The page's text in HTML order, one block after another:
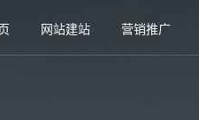
网站建站 营销推广